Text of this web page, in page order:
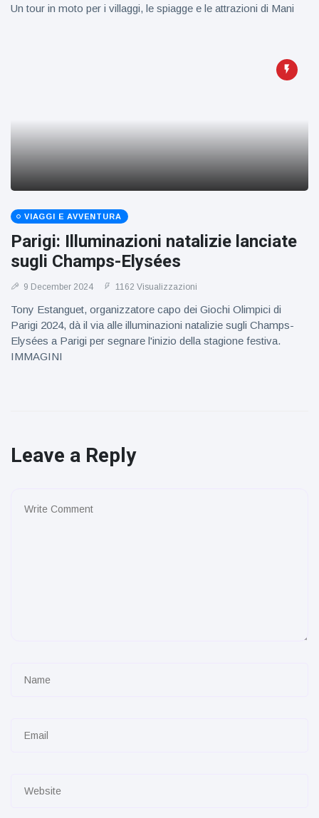
Un tour in moto per i villaggi, le spiagge e le attrazioni di Mani
VIAGGI E AVVENTURA
Parigi: Illuminazioni natalizie lanciate
sugli Champs-Elysées
9 December 2024 1162 Visualizzazioni
Tony Estanguet, organizzatore capo dei Giochi Olimpici di
Parigi 2024, dà il via alle illuminazioni natalizie sugli Champs-
Elysées a Parigi per segnare l'inizio della stagione festiva.
IMMAGINI
Leave a Reply